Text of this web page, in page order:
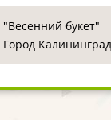
"Весенний букет"
Город Калининград